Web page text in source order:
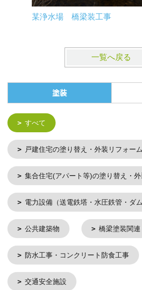
某浄水場 橋梁装工事
一覧へ戻る
塗装
すべて
戸建住宅の塗り替え・外装リフォーム
集合住宅(アパート等)の塗り替え・
電力設備（送電鉄塔・水圧鉄管・ダ
公共建築物 橋梁塗装関連
防水工事・コンクリート防食工事
交通安全施設